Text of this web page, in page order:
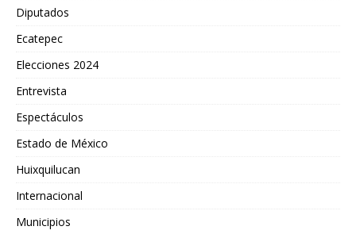
Diputados
Ecatepec
Elecciones 2024
Entrevista
Espectáculos
Estado de México
Huixquilucan
Internacional
Municipios